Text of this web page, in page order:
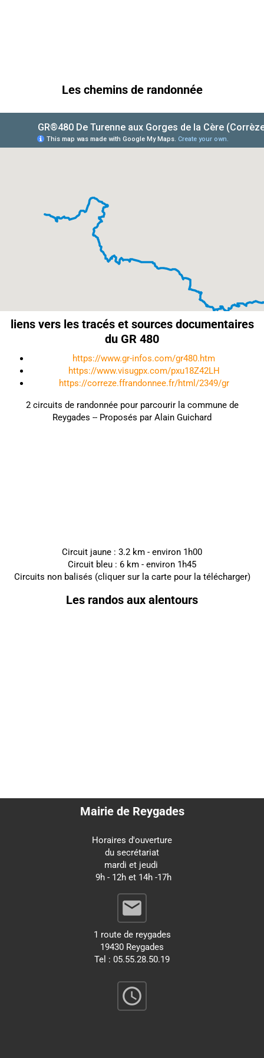
Les chemins de randonnée
liens vers les tracés et sources documentaires
du GR 480
https://www.gr-infos.com/gr480.htm
https://www.visugpx.com/pxu18Z42LH
https://correze.ffrandonnee.fr/html/2349/gr
2 circuits de randonnée pour parcourir la commune de
Reygades -- Proposés par Alain Guichard
Circuit jaune : 3.2 km - environ 1h00
Circuit bleu : 6 km - environ 1h45
Circuits non balisés (cliquer sur la carte pour la télécharger)
Les randos aux alentours
Mairie de Reygades
Horaires d'ouverture
du secrétariat
mardi et jeudi
9h - 12h et 14h -17h
email
1 route de reygades
19430 Reygades
Tel : 05.55.28.50.19
query_builder